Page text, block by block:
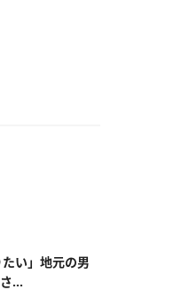
い」地元の男
...